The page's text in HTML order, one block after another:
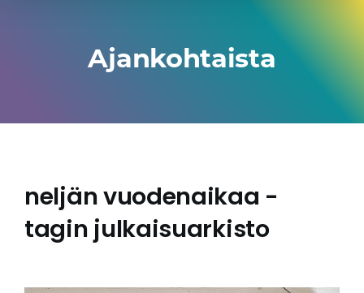
Ajankohtaista
neljän vuodenaikaa -
tagin julkaisuarkisto